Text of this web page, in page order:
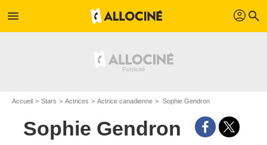
menu profil search
Accueil Stars Actrices Actrice canadienne Sophie Gendron
Sophie Gendron